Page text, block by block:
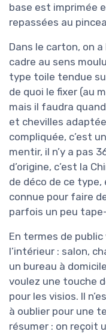
base est imprimée
repassées au
Dans le carton, on
cadre au sens
type toile tendue
de quoi le fixer (au
mais il faudra
et chevilles
compliquée, c’est
mentir, il n’y a pas
d’origine, c’est la
de déco de ce
connue pour faire
parfois un peu
En termes de
l’intérieur : salon,
un bureau à
voulez une touche
pour les visios. Il
à oublier pour une
résumer : on reçoit